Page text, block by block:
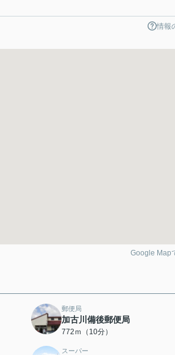
情報
Google Map
郵便局
加古川備後郵便局
772ｍ（10分）
スーパー